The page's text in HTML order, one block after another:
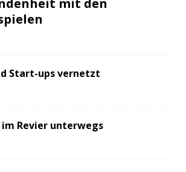
mit den
Start-ups vernetzt
Revier unterwegs